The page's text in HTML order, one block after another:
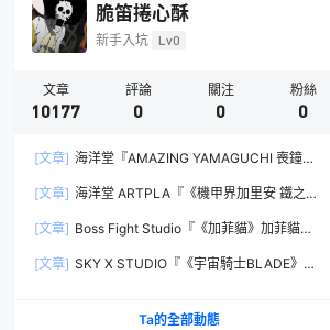
脆笛捲心酥
新手入坑 Lv0
文章
10177
評論
0
關注
0
粉絲
0
[文章] 海洋堂『AMAZING YAMAGUCHI 喪鐘
之刃與大魄力火焰特效！
[文章] 海洋堂 ARTPLA『《機甲界加里安 鐵之紋
規再現！
[文章] Boss Fight Studio『《加菲貓》加菲貓
受到的龐大份量！
[文章] SKY X STUDIO『《宇宙騎士BLADE》
Ta的全部動態